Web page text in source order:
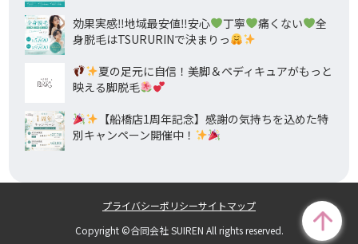
効果実感‼地域最安値‼安心
丁寧 痛くない
全
身脱毛はTSURURINで決まりっ
夏の足元に自信！美脚＆ペディキュアがもっと
映える脚脱毛
【船橋店1周年記念】感謝の気持ちを込めた特
別キャンペーン開催中！
プライバシーポリシーサイトマップ
Copyright ©合同会社 SUIREN All rights reserved.